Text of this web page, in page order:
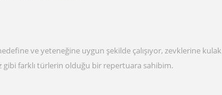
ve yeteneğine uygun şekilde çalışıyor, zevklerine kulak
farklı türlerin olduğu bir repertuara sahibim.